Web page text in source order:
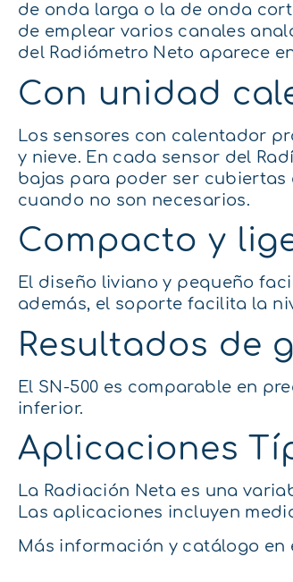
de onda larga o la de onda
de emplear varios canales
del Radiómetro Neto aparece
Con unidad
Los sensores con calentador
y nieve. En cada sensor del
bajas para poder ser
cuando no son necesarios.
Compacto y
El diseño liviano y pequeño
además, el soporte facilita la
Resultados de
El SN-500 es comparable en
inferior.
Aplicaciones
La Radiación Neta es una
Las aplicaciones incluyen
Más información y catálogo en